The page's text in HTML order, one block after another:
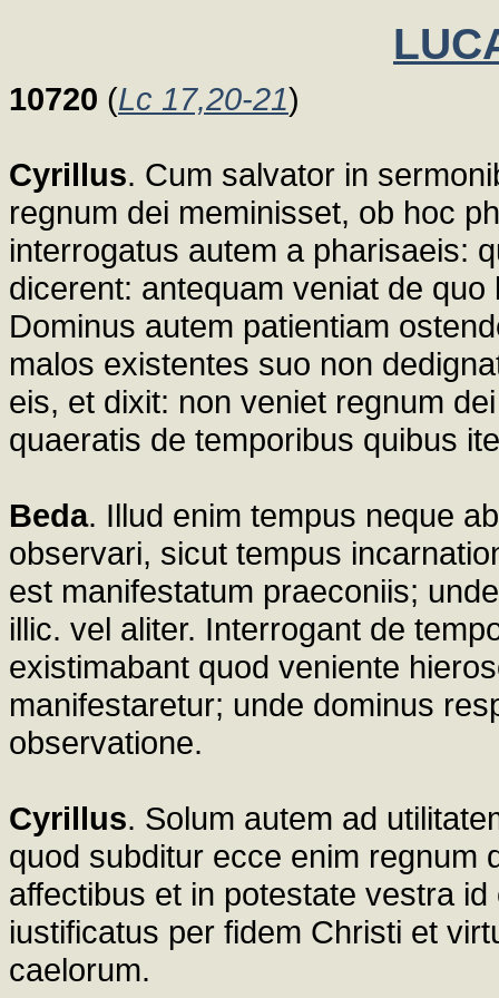
10720 (Lc 17,20-21)
Cyrillus. Cum salvator in
regnum dei meminisset, ob hoc
interrogatus autem a pharisaeis:
dicerent: antequam veniat de
Dominus autem patientiam
malos existentes suo non
eis, et dixit: non veniet regnum
quaeratis de temporibus quibus
Beda. Illud enim tempus neque
observari, sicut tempus
est manifestatum praeconiis;
illic. vel aliter. Interrogant de
existimabant quod veniente
manifestaretur; unde dominus
observatione.
Cyrillus. Solum autem ad
quod subditur ecce enim regnum
affectibus et in potestate vestra
iustificatus per fidem Christi et
caelorum.